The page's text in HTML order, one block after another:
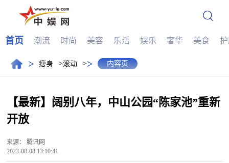
首页 潮流 时尚 美容 乐活 娱乐 奢华 美食
> 瘦身 >滚动 >> 内容页
【最新】阔别八年，中山公园“陈家池”重新
开放
来源： 腾讯网
2023-08-08 13:10:41